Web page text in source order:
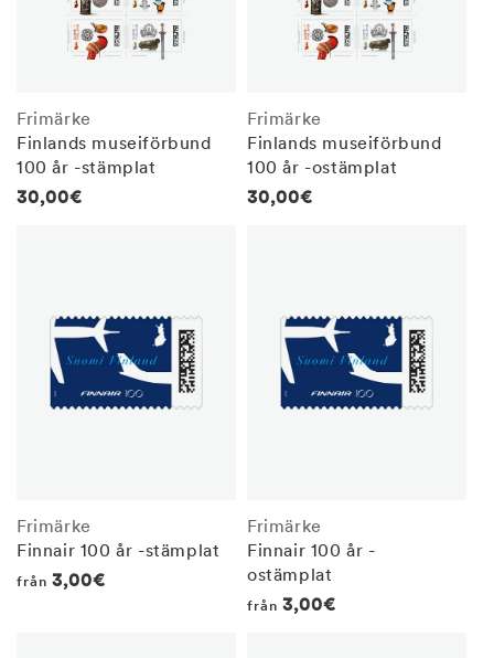
Frimärke
Finlands museiförbund
100 år -stämplat
Regular
30,00€
Frimärke
Finlands museiförbund
100 år -ostämplat
Regular
30,00€
Frimärke
Finnair 100 år -stämplat
Regular
från 3,00€
Frimärke
Finnair 100 år -
ostämplat
Regular
från 3,00€